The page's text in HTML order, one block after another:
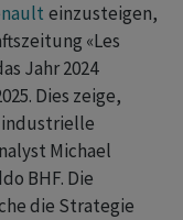
einzusteigen,
«Les
Jahr ‌2024
​Dies zeige,
industrielle
Michael
BHF. Die
die Strategie